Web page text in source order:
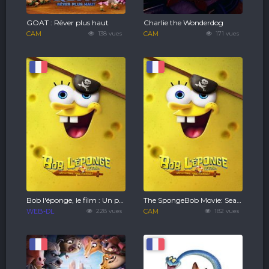
138 vues
GOAT : Rêver plus haut
CAM 171 vues
Charlie the Wonderdog
CAM
228 vues
Bob l'éponge, le film : Un pour tous, tous pirates !
WEB-DL 182 vues
The SpongeBob Movie: Search for SquarePants
CAM